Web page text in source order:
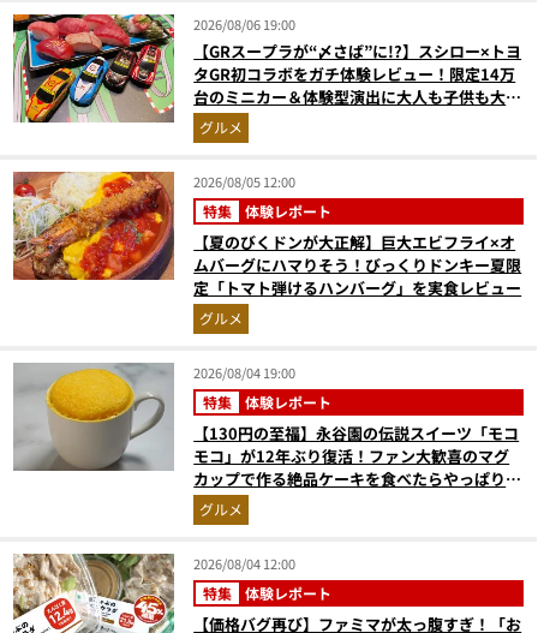
2026/08/06 19:00
【GRスープラが“〆さば”に!?】スシロー×トヨ
タGR初コラボをガチ体験レビュー！限定14万
台のミニカー＆体験型演出に大人も子供も大興
奮間違いなし
グルメ
2026/08/05 12:00
特集 体験レポート
【夏のびくドンが大正解】巨大エビフライ×オ
ムバーグにハマりそう！びっくりドンキー夏限
定「トマト弾けるハンバーグ」を実食レビュー
グルメ
2026/08/04 19:00
特集 体験レポート
【130円の至福】永谷園の伝説スイーツ「モコ
モコ」が12年ぶり復活！ファン大歓喜のマグ
カップで作る絶品ケーキを食べたらやっぱり最
高にウマかった
グルメ
2026/08/04 12:00
特集 体験レポート
【価格バグ再び】ファミマが太っ腹すぎ！「お